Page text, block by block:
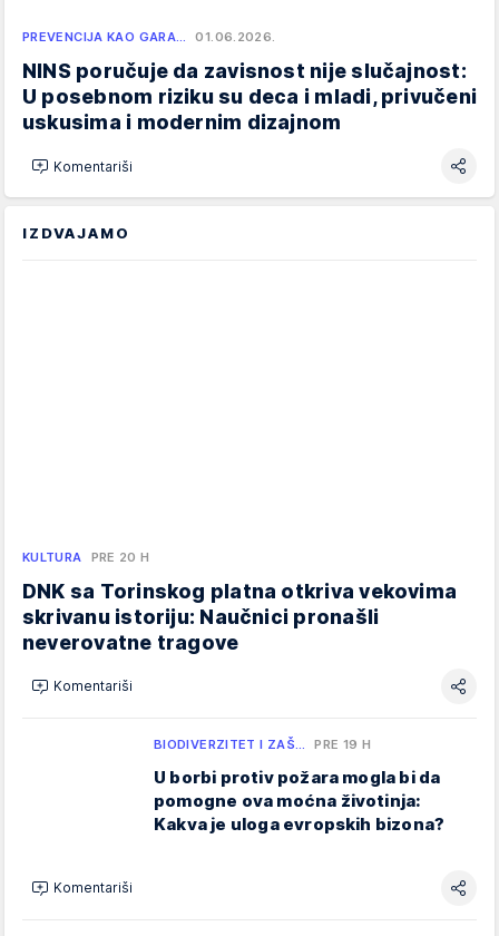
PREVENCIJA KAO GARA… 01.06.2026.
NINS poručuje da zavisnost nije slučajnost:
U posebnom riziku su deca i mladi, privučeni
uskusima i modernim dizajnom
Komentariši
IZDVAJAMO
KULTURA PRE 20 H
DNK sa Torinskog platna otkriva vekovima
skrivanu istoriju: Naučnici pronašli
neverovatne tragove
Komentariši
BIODIVERZITET I ZAŠ… PRE 19 H
U borbi protiv požara mogla bi da
pomogne ova moćna životinja:
Kakva je uloga evropskih bizona?
Komentariši